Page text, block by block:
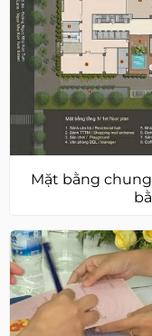
Mặt bằng